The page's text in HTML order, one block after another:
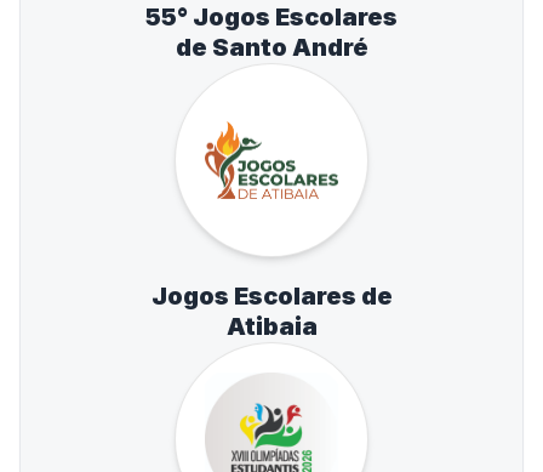
55° Jogos Escolares
de Santo André
Jogos Escolares de
Atibaia